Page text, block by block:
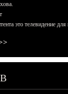
это телевидение